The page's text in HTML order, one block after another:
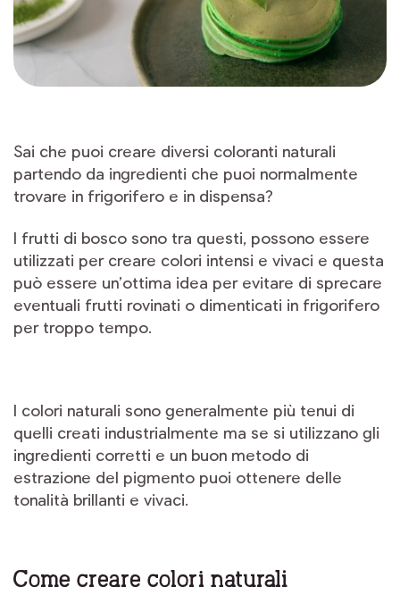
Sai che puoi creare diversi coloranti naturali
partendo da ingredienti che puoi normalmente
trovare in frigorifero e in dispensa?
I frutti di bosco sono tra questi, possono essere
utilizzati per creare colori intensi e vivaci e questa
può essere un’ottima idea per evitare di sprecare
eventuali frutti rovinati o dimenticati in frigorifero
per troppo tempo.
I colori naturali sono generalmente più tenui di
quelli creati industrialmente ma se si utilizzano gli
ingredienti corretti e un buon metodo di
estrazione del pigmento puoi ottenere delle
tonalità brillanti e vivaci.
Come creare colori naturali